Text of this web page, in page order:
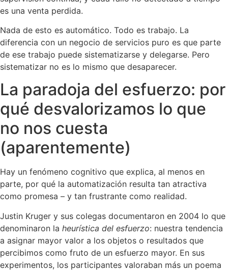
es una venta perdida.
Nada de esto es automático. Todo es trabajo. La
diferencia con un negocio de servicios puro es que parte
de ese trabajo puede sistematizarse y delegarse. Pero
sistematizar no es lo mismo que desaparecer.
La paradoja del esfuerzo: por
qué desvalorizamos lo que
no nos cuesta
(aparentemente)
Hay un fenómeno cognitivo que explica, al menos en
parte, por qué la automatización resulta tan atractiva
como promesa – y tan frustrante como realidad.
Justin Kruger y sus colegas documentaron en 2004 lo que
denominaron la heurística del esfuerzo: nuestra tendencia
a asignar mayor valor a los objetos o resultados que
percibimos como fruto de un esfuerzo mayor. En sus
experimentos, los participantes valoraban más un poema